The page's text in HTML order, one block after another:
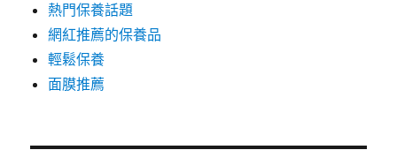
熱門保養話題
網紅推薦的保養品
輕鬆保養
面膜推薦